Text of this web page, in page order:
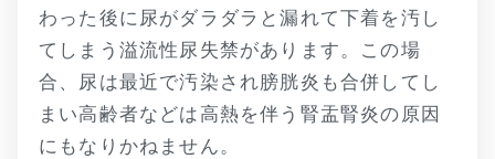
わった後に尿がダラダラと漏れて下着を汚し
てしまう溢流性尿失禁があります。この場
合、尿は最近で汚染され膀胱炎も合併してし
まい高齢者などは高熱を伴う腎盂腎炎の原因
にもなりかねません。